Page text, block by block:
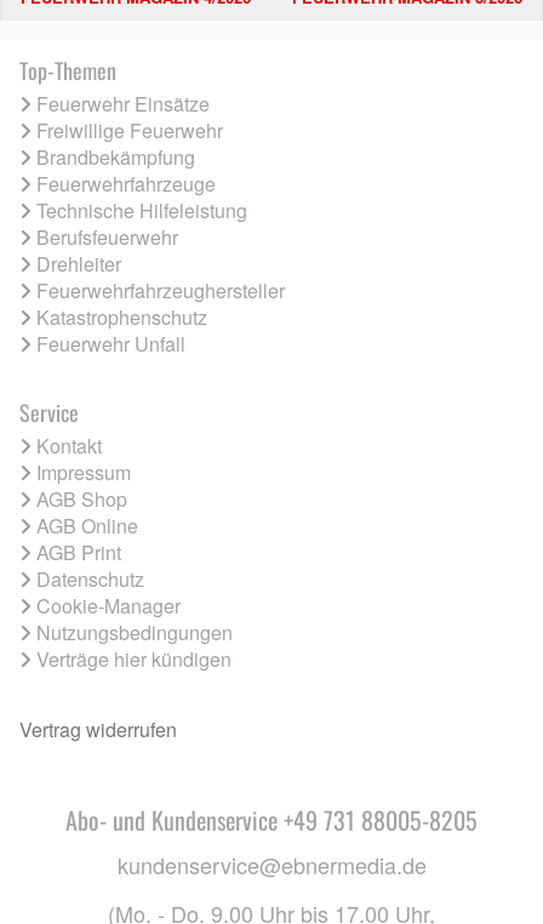
Top-Themen
Feuerwehr Einsätze
Freiwillige Feuerwehr
Brandbekämpfung
Feuerwehrfahrzeuge
Technische Hilfeleistung
Berufsfeuerwehr
Drehleiter
Feuerwehrfahrzeughersteller
Katastrophenschutz
Feuerwehr Unfall
Service
Kontakt
Impressum
AGB Shop
AGB Online
AGB Print
Datenschutz
Cookie-Manager
Nutzungsbedingungen
Verträge hier kündigen
Vertrag widerrufen
Abo- und Kundenservice +49 731 88005-8205
kundenservice@ebnermedia.de
(Mo. - Do. 9.00 Uhr bis 17.00 Uhr,